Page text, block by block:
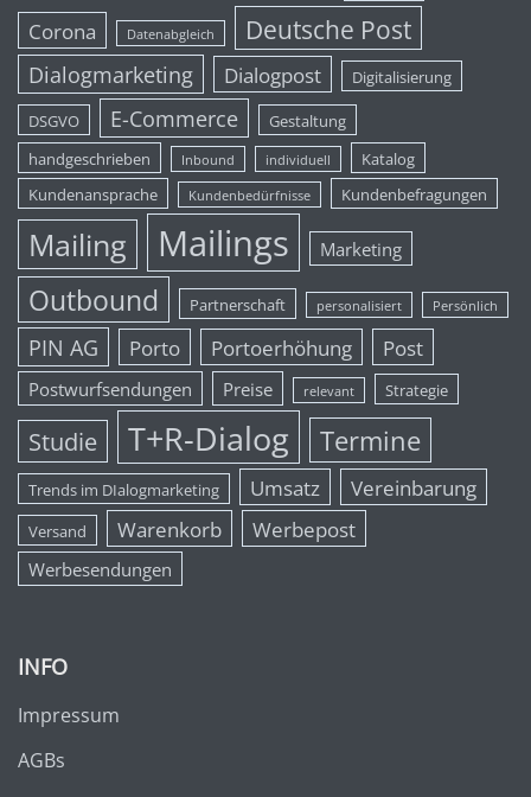
Corona Datenabgleich Deutsche Post
Dialogmarketing Dialogpost Digitalisierung
DSGVO E-Commerce
Gestaltung
handgeschrieben
Inbound individuell
Katalog
Kundenansprache
Kundenbedürfnisse Kundenbefragungen
Mailing Mailings Marketing
Outbound Partnerschaft personalisiert Persönlich
PIN AG Porto Portoerhöhung Post
Postwurfsendungen Preise relevant Strategie
Studie T+R-Dialog Termine
Trends im DIalogmarketing Umsatz Vereinbarung
Versand Warenkorb Werbepost
Werbesendungen
INFO
Impressum
AGBs